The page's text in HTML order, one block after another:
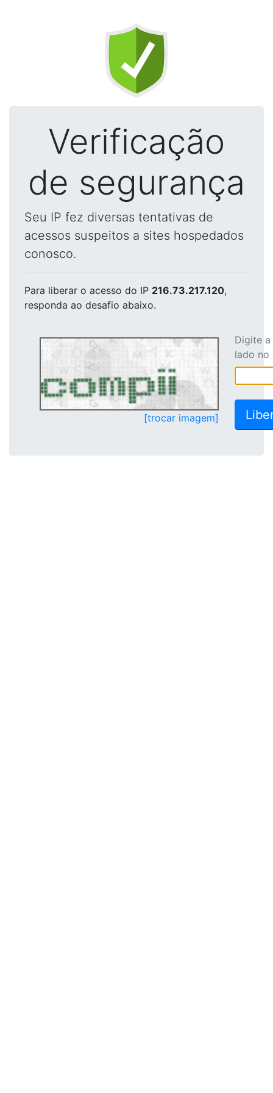
Verificação
de segurança
Seu IP fez diversas tentativas de
acessos suspeitos a sites hospedados
conosco.
Para liberar o acesso do IP 216.73.217.120,
responda ao desafio abaixo.
[trocar imagem]
Digite
lado no